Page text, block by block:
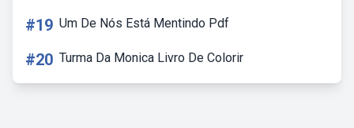
#19 Um De Nós Está Mentindo Pdf
#20 Turma Da Monica Livro De Colorir